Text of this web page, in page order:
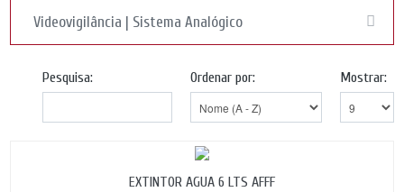
Videovigilância | Sistema Analógico
Mostrar:
Ordenar por:
Pesquisa:
EXTINTOR AGUA 6 LTS AFFF